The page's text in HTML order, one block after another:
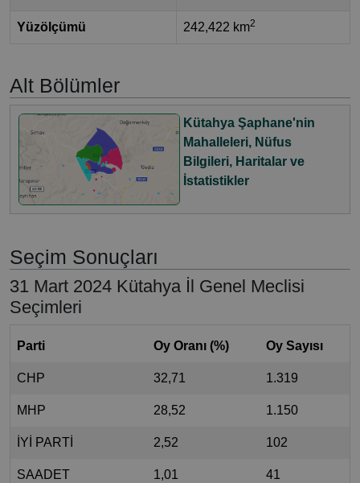
Yüzölçümü 242,422 km2
Alt Bölümler
Kütahya Şaphane'nin
Mahalleleri, Nüfus
Bilgileri, Haritalar ve
İstatistikler
Seçim Sonuçları
31 Mart 2024 Kütahya İl Genel Meclisi
Seçimleri
Parti Oy Oranı (%) Oy Sayısı
CHP 32,71 1.319
MHP 28,52 1.150
İYİ PARTİ 2,52 102
SAADET 1,01 41